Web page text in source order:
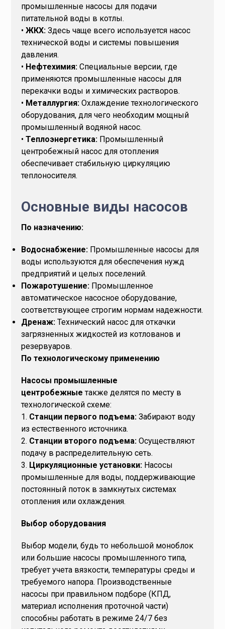
промышленные насосы для подачи
питательной воды в котлы.
•ЖКХ: Здесь чаще всего используется насос
технической воды и системы повышения
давления.
• Нефтехимия: Специальные версии, где
применяются промышленные насосы для
перекачки воды и химических растворов.
• Металлургия: Охлаждение технологического
оборудования, для чего необходим мощный
промышленный водяной насос.
•Теплоэнергетика: Промышленный
центробежный насос для отопления
обеспечивает стабильную циркуляцию
теплоносителя.
Основные виды насосов
По назначению:
Водоснабжение: Промышленные насосы для
воды используются для обеспечения нужд
предприятий и целых поселений.
Пожаротушение: Промышленное
автоматическое насосное оборудование,
соответствующее строгим нормам надежности.
Дренаж: Технический насос для откачки
загрязненных жидкостей из котлованов и
резервуаров.
По технологическому применению
Насосы промышленные
центробежные также делятся по месту в
технологической схеме:
1. Станции первого подъема: Забирают воду
из естественного источника.
2. Станции второго подъема: Осуществляют
подачу в распределительную сеть.
3. Циркуляционные установки: Насосы
промышленные для воды, поддерживающие
постоянный поток в замкнутых системах
отопления или охлаждения.
Выбор оборудования
Выбор модели, будь то небольшой моноблок
или большие насосы промышленного типа,
требует учета вязкости, температуры среды и
требуемого напора. Производственные
насосы при правильном подборе (КПД,
материал исполнения проточной части)
способны работать в режиме 24/7 без